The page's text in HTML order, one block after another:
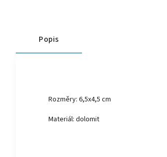
Popis
Rozměry: 6,5x4,5 cm
Materiál: dolomit